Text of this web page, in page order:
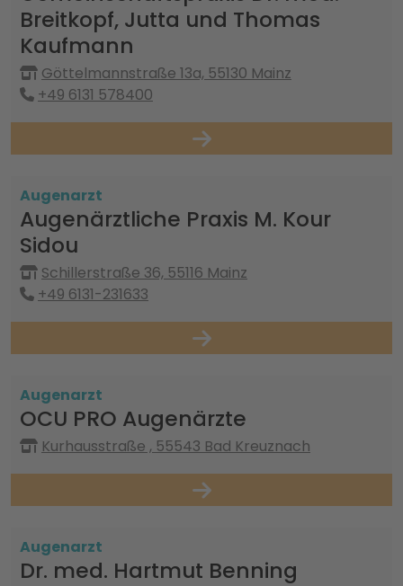
Breitkopf, Jutta und Thomas
Kaufmann
Göttelmannstraße 13a, 55130 Mainz
+49 6131 578400
Augenarzt
Augenärztliche Praxis M. Kour
Sidou
Schillerstraße 36, 55116 Mainz
+49 6131-231633
Augenarzt
OCU PRO Augenärzte
Kurhausstraße , 55543 Bad Kreuznach
Augenarzt
Dr. med. Hartmut Benning